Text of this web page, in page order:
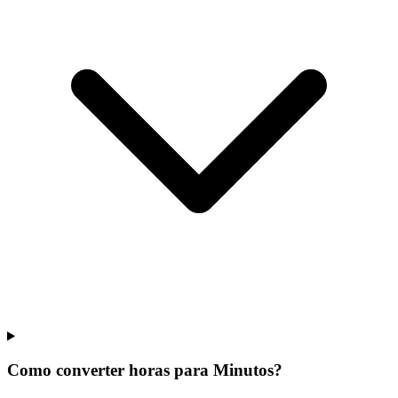
Como converter horas para Minutos?